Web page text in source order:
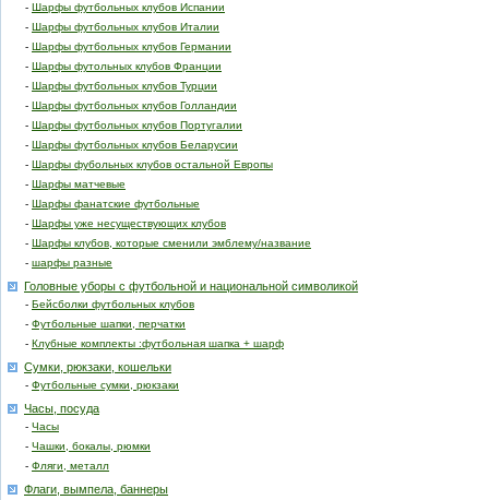
- Шарфы футбольных клубов Испании
- Шарфы футбольных клубов Италии
- Шарфы футбольных клубов Германии
- Шарфы футольных клубов Франции
- Шарфы футбольных клубов Турции
- Шарфы футбольных клубов Голландии
- Шарфы футбольных клубов Португалии
- Шарфы футбольных клубов Беларусии
- Шарфы фубольных клубов остальной Европы
- Шарфы матчевые
- Шарфы фанатские футбольные
- Шарфы уже несуществующих клубов
- Шарфы клубов, которые сменили эмблему/название
- шарфы разные
Головные уборы с футбольной и национальной символикой
- Бейсболки футбольных клубов
- Футбольные шапки, перчатки
- Клубные комплекты :футбольная шапка + шарф
Сумки, рюкзаки, кошельки
- Футбольные сумки, рюкзаки
Часы, посуда
- Часы
- Чашки, бокалы, рюмки
- Фляги, металл
Флаги, вымпела, баннеры